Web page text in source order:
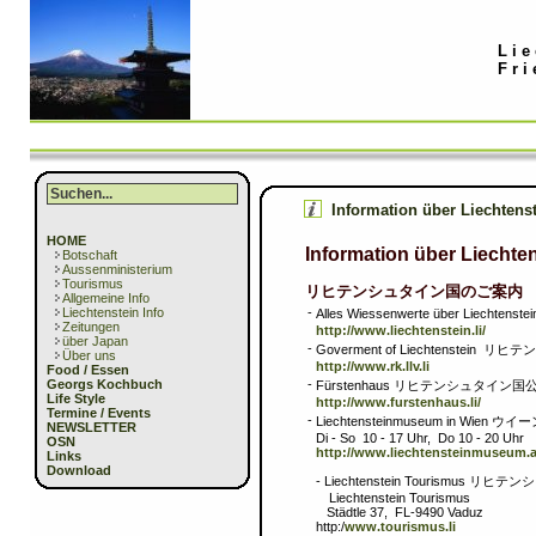
HOME
Botschaft
Aussenministerium
Tourismus
Allgemeine Info
Liechtenstein Info
Zeitungen
über Japan
Über uns
Food / Essen
Georgs Kochbuch
Life Style
Termine / Events
NEWSLETTER
OSN
Links
Download
Information über
Information über
リヒテンシュタイン国のご案内
- Alles Wiessenwerte über
http://www.liechtenstein.li/
- Goverment of Liechtenstein リヒテ
http://www.rk.llv.li
- Fürstenhaus リヒテンシュタイン国
http://www.furstenhaus.li/
-
Liechtensteinmuseum in Wien ウイ
Di - So 10 - 17 Uhr, Do 10 - 20 Uhr
http://
- Liechtenstein Tourismus リヒテン
Liechtenstein Tourismus
Städtle 37, FL-9490 Vaduz
http:/www.tourismus.li